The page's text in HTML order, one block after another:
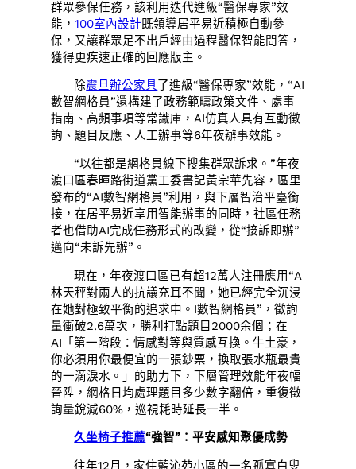
群眾參保任務，該利用迭代進級“醫保專家”效
能，100室內設計既領導居平易近積極自動參
保，又讓群眾足不出戶經由過程醫保智能問答，
獲得更疾速正確的回應版主。
除震旦辦公家具 了進級“醫保專家”效能，“AI
數智網格員”還構建了政務範疇政策文件、處事
指南、高頻事項等常識庫，AI仿真人具有互動徵
詢、題目反應、人工辦事等6年夜辦事效能。
“以往都是網格員線下搜集群眾訴求。”年夜
渡口區春暉路街道黨工委書記黃宗華先容，區里
發布的“AI數智網格員”利用，與下層智治平臺銜
接，在居平易近享用智能辦事的同時，社區任務
者也借助AI完成任務形式的改變，從“接訴即辦”
邁向“未訴先辦”。
現在，年夜渡口區已有超12萬人注冊應用“A
林天秤對兩人的抗議充耳不聞，她已經完全沉浸
在她對極致平衡的追求中。I數智網格員”，徵詢
量衝破2.6萬次，勝利打點題目2000余個；在
AI「第一階段：情感對等與質感互換。牛土豪，
你必須用你最便宜的一張鈔票，換取張水瓶最貴
的一滴淚水。」的助力下，下層管理效能年夜幅
晉陞，網格日均處理題目多少數字翻倍，重復徵
詢量銳減60%，巡視耗時延長一半。
久坐椅子推薦“強智”：平安感知聚優成勢
往年12月，家住藍沁苑小區的一名孤寡白叟